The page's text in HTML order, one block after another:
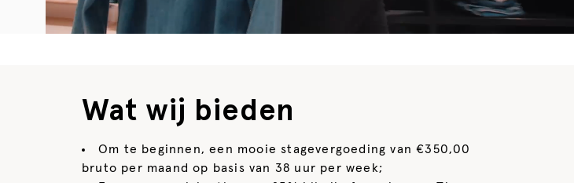
Wat wij bieden
Om te beginnen, een mooie stagevergoeding van €350,00
bruto per maand op basis van 38 uur per week;